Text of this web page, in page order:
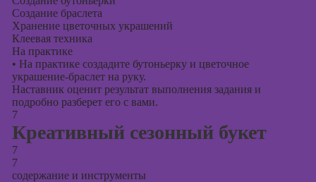
Создание браслета
Хранение цветочных украшений
Клеевая техника
На практике
• На практике создадите бутоньерку и цветочное
украшение-браслет на руку.
Наставник оценит результат выполнения задания и
подробно разберет его с вами.
7
Креативный сезонный букет
7
7
содержание и инструменты